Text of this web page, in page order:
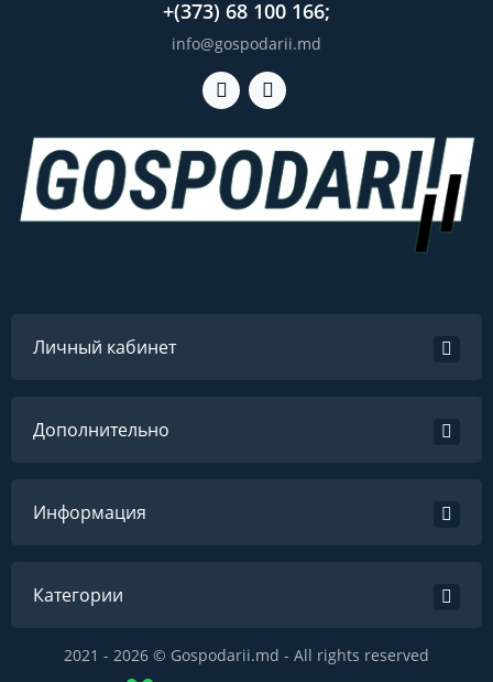
+(373) 68 100 166;
info@gospodarii.md
Личный кабинет
Дополнительно
Информация
Категории
2021 - 2026 © Gospodarii.md - All rights reserved